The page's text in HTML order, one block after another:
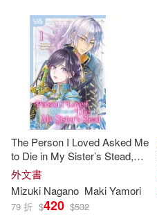
The Person I Loved Asked Me
to Die in My Sister’s Stead,
Volume 1: Volume 1
外文書
Mizuki Nagano Maki Yamori
79 折 $420 $532